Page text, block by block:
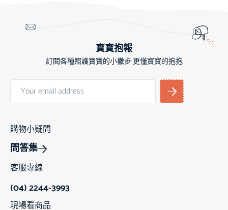
寶寶抱報
訂閱各種照護寶寶的小撇步 更懂寶寶的抱抱
購物小疑問
問答集
客服專線
(04) 2244-3993
現場看商品